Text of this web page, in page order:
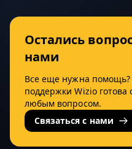
Остались
нами
Все еще нужна
поддержки Wizio готова
любым вопросом.
Связаться с нами